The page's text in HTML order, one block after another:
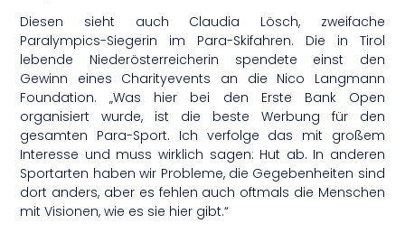
Diesen sieht auch Claudia Lösch, zweifache
Paralympics-Siegerin im Para-Skifahren. Die in Tirol
lebende Niederösterreicherin spendete einst den
Gewinn eines Charityevents an die Nico Langmann
Foundation. „Was hier bei den Erste Bank Open
organisiert wurde, ist die beste Werbung für den
gesamten Para-Sport. Ich verfolge das mit großem
Interesse und muss wirklich sagen: Hut ab. In anderen
Sportarten haben wir Probleme, die Gegebenheiten sind
dort anders, aber es fehlen auch oftmals die Menschen
mit Visionen, wie es sie hier gibt.“